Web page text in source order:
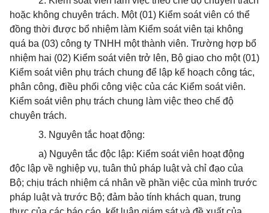
hoặc không chuyên trách. Một (01) Kiểm soát viên có thể
đồng thời được bổ nhiệm làm Kiểm soát viên tại không
quá ba (03) công ty TNHH một thành viên. Trường hợp bổ
nhiệm hai (02) Kiểm soát viên trở lên, Bộ giao cho một (01)
Kiểm soát viên phụ trách chung để lập kế hoạch công tác,
phân công, điều phối công việc của các Kiểm soát viên.
Kiểm soát viên phụ trách chung làm việc theo chế độ
chuyên trách.
3. Nguyên tắc hoạt động:
a) Nguyên tắc độc lập: Kiểm soát viên hoạt động
độc lập về nghiệp vụ, tuân thủ pháp luật và chỉ đạo của
Bộ; chịu trách nhiệm cá nhân về phần việc của mình trước
pháp luật và trước Bộ; đảm bảo tính khách quan, trung